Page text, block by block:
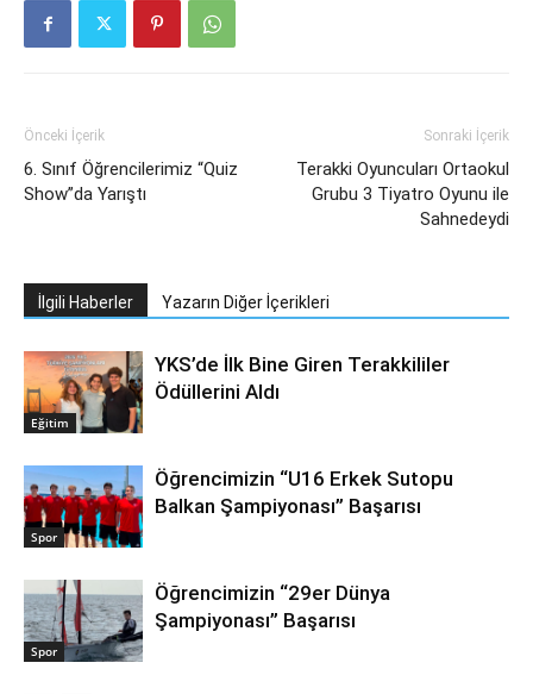
Önceki İçerik
6. Sınıf Öğrencilerimiz “Quiz
Show”da Yarıştı
Sonraki İçerik
Terakki Oyuncuları Ortaokul
Grubu 3 Tiyatro Oyunu ile
Sahnedeydi
İlgili Haberler Yazarın Diğer İçerikleri
Eğitim
YKS’de İlk Bine Giren Terakkililer
Ödüllerini Aldı
Spor
Öğrencimizin “U16 Erkek Sutopu
Balkan Şampiyonası” Başarısı
Spor
Öğrencimizin “29er Dünya
Şampiyonası” Başarısı